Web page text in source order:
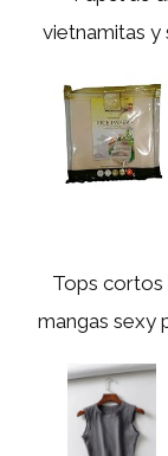
vietnamitas y
Tops cortos
mangas sexy